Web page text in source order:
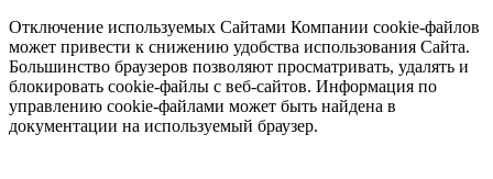
Отключение используемых Сайтами Компании cookie-файлов
может привести к снижению удобства использования Сайта.
Большинство браузеров позволяют просматривать, удалять и
блокировать cookie-файлы c веб-сайтов. Информация по
управлению cookie-файлами может быть найдена в
документации на используемый браузер.